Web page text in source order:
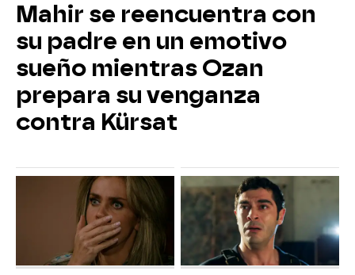
Mahir se reencuentra con
su padre en un emotivo
sueño mientras Ozan
prepara su venganza
contra Kürsat